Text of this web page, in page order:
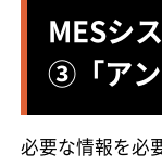
MESシ
③「アン
必要な情報を必